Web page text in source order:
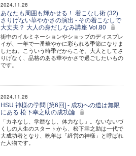
2024.11.28
あなたも周囲も輝かせる！ 着こなし術 (32)
さりげない華やかさの演出 - その着こなしで
大丈夫？ 大人の身だしなみ講座 Vol.80
街中のイルミネーションやショップのディスプレ
イが、一年で一番華やかに彩られる季節になりま
したね。こういう時季だからこそ、大人としてさ
りげなく、品格のある華やかさで過ごしたいもの
です。
2024.11.28
HSU 神様の学問 [第6回] - 成功への道は無限
にある 松下幸之助の成功論
「カネなし、学歴なし、体力なし」。ないないづ
くしの人生のスタートから、松下幸之助は一代で
大成功者となり、晩年は「経営の神様」と呼ばれ
た人物です。